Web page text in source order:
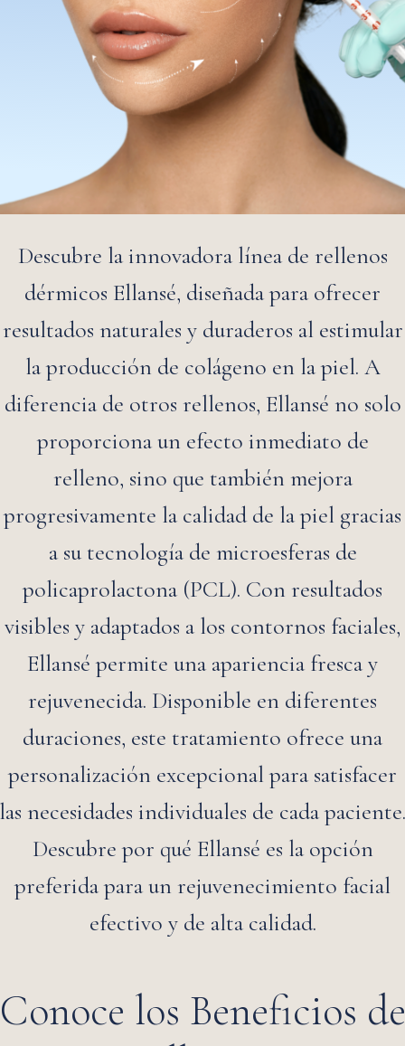
Descubre la innovadora línea de rellenos
dérmicos Ellansé, diseñada para ofrecer
resultados naturales y duraderos al estimular
la producción de colágeno en la piel. A
diferencia de otros rellenos, Ellansé no solo
proporciona un efecto inmediato de
relleno, sino que también mejora
progresivamente la calidad de la piel gracias
a su tecnología de microesferas de
policaprolactona (PCL). Con resultados
visibles y adaptados a los contornos faciales,
Ellansé permite una apariencia fresca y
rejuvenecida. Disponible en diferentes
duraciones, este tratamiento ofrece una
personalización excepcional para satisfacer
las necesidades individuales de cada paciente.
Descubre por qué Ellansé es la opción
preferida para un rejuvenecimiento facial
efectivo y de alta calidad.
Conoce los Beneficios de